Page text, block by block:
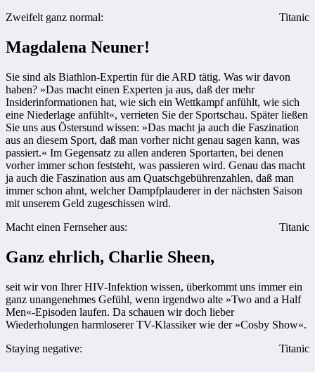
Zweifelt ganz normal:
Titanic
Magdalena Neuner!
Sie sind als Biathlon-Expertin für die ARD tätig. Was wir davon
haben? »Das macht einen Experten ja aus, daß der mehr
Insiderinformationen hat, wie sich ein Wettkampf anfühlt, wie sich
eine Niederlage anfühlt«, verrieten Sie der Sportschau. Später ließen
Sie uns aus Östersund wissen: »Das macht ja auch die Faszination
aus an diesem Sport, daß man vorher nicht genau sagen kann, was
passiert.« Im Gegensatz zu allen anderen Sportarten, bei denen
vorher immer schon feststeht, was passieren wird. Genau das macht
ja auch die Faszination aus am Quatschgebührenzahlen, daß man
immer schon ahnt, welcher Dampfplauderer in der nächsten Saison
mit unserem Geld zugeschissen wird.
Macht einen Fernseher aus:
Titanic
Ganz ehrlich, Charlie Sheen,
seit wir von Ihrer HIV-Infektion wissen, überkommt uns immer ein
ganz unangenehmes Gefühl, wenn irgendwo alte »Two and a Half
Men«-Episoden laufen. Da schauen wir doch lieber
Wiederholungen harmloserer TV-Klassiker wie der »Cosby Show«.
Staying negative:
Titanic